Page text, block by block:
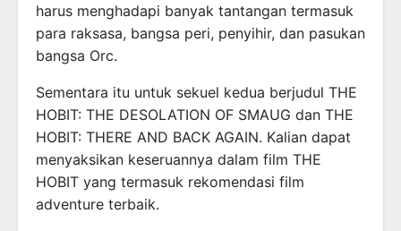
harus menghadapi banyak tantangan termasuk
para raksasa, bangsa peri, penyihir, dan pasukan
bangsa Orc.
Sementara itu untuk sekuel kedua berjudul THE
HOBIT: THE DESOLATION OF SMAUG dan THE
HOBIT: THERE AND BACK AGAIN. Kalian dapat
menyaksikan keseruannya dalam film THE
HOBIT yang termasuk rekomendasi film
adventure terbaik.